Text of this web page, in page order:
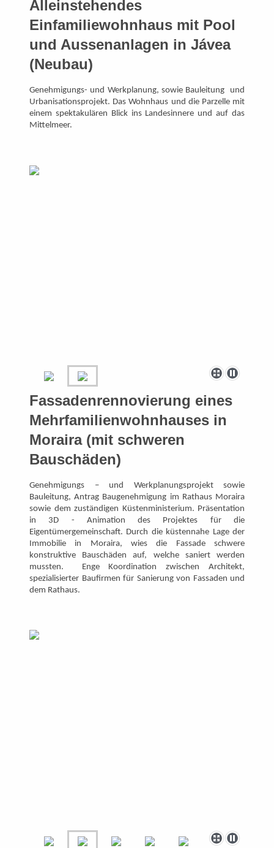
Alleinstehendes
Einfamiliewohnhaus mit Pool
und Aussenanlagen in Jávea
(Neubau)
Genehmigungs- und Werkplanung, sowie Bauleitung und
Urbanisationsprojekt. Das Wohnhaus und die Parzelle mit
einem spektakulären Blick ins Landesinnere und auf das
Mittelmeer.
Fassadenrennovierung eines
Mehrfamilienwohnhauses in
Moraira (mit schweren
Bauschäden)
Genehmigungs – und Werkplanungsprojekt sowie
Bauleitung, Antrag Baugenehmigung im Rathaus Moraira
sowie dem zuständigen Küstenministerium. Präsentation
in 3D - Animation des Projektes für die
Eigentümergemeinschaft. Durch die küstennahe Lage der
Immobilie in Moraira, wies die Fassade schwere
konstruktive Bauschäden auf, welche saniert werden
mussten. Enge Koordination zwischen Architekt,
spezialisierter Baufirmen für Sanierung von Fassaden und
dem Rathaus.